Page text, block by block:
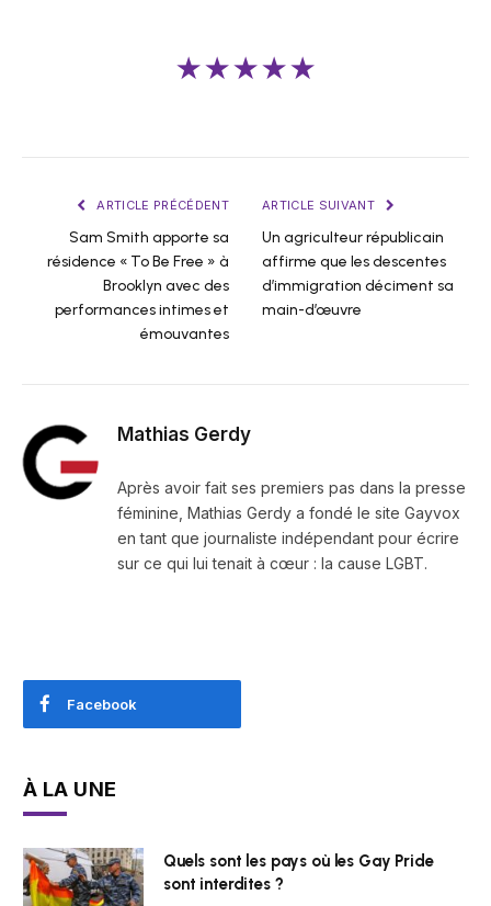
★★★★★
ARTICLE PRÉCÉDENT
Sam Smith apporte sa
résidence « To Be Free » à
Brooklyn avec des
performances intimes et
émouvantes
ARTICLE SUIVANT
Un agriculteur républicain
affirme que les descentes
d’immigration déciment sa
main-d’œuvre
Mathias Gerdy
Après avoir fait ses premiers pas dans la presse
féminine, Mathias Gerdy a fondé le site Gayvox
en tant que journaliste indépendant pour écrire
sur ce qui lui tenait à cœur : la cause LGBT.
Facebook
À LA UNE
Quels sont les pays où les Gay Pride
sont interdites ?